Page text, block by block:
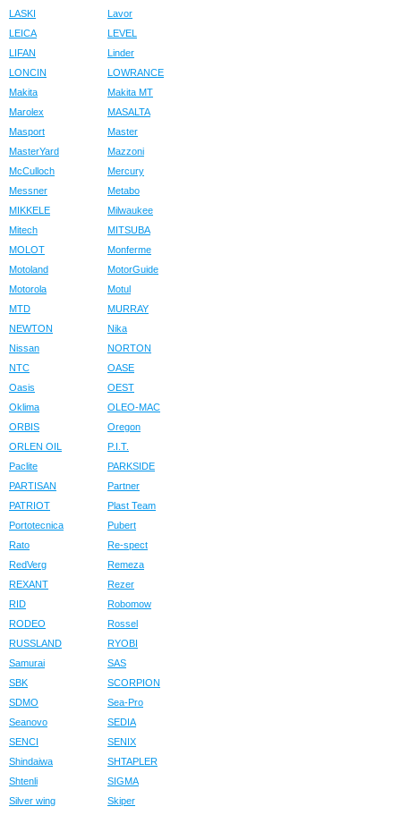
LASKI
Lavor
LEICA
LEVEL
LIFAN
Linder
LONCIN
LOWRANCE
Makita
Makita MT
Marolex
MASALTA
Masport
Master
MasterYard
Mazzoni
McCulloch
Mercury
Messner
Metabo
MIKKELE
Milwaukee
Mitech
MITSUBA
MOLOT
Monferme
Motoland
MotorGuide
Motorola
Motul
MTD
MURRAY
NEWTON
Nika
Nissan
NORTON
NTC
OASE
Oasis
OEST
Oklima
OLEO-MAC
ORBIS
Oregon
ORLEN OIL
P.I.T.
Paclite
PARKSIDE
PARTISAN
Partner
PATRIOT
Plast Team
Portotecnica
Pubert
Rato
Re-spect
RedVerg
Remeza
REXANT
Rezer
RID
Robomow
RODEO
Rossel
RUSSLAND
RYOBI
Samurai
SAS
SBK
SCORPION
SDMO
Sea-Pro
Seanovo
SEDIA
SENCI
SENIX
Shindaiwa
SHTAPLER
Shtenli
SIGMA
Silver wing
Skiper